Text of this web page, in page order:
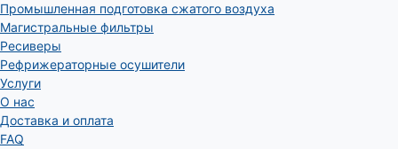
Промышленная подготовка сжатого воздуха
Магистральные фильтры
Ресиверы
Рефрижераторные осушители
Услуги
О нас
Доставка и оплата
FAQ